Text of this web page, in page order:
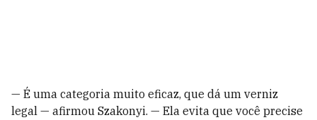
— É uma categoria muito eficaz, que dá um verniz
legal — afirmou Szakonyi. — Ela evita que você precise